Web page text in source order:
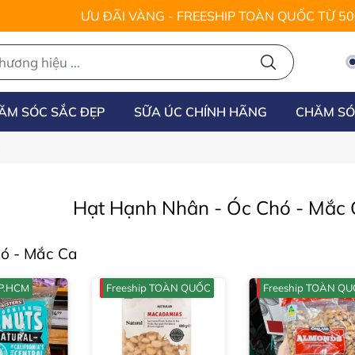
ƯU ĐÃI VÀNG - FREESHIP TOÀN QUỐC TỪ
SÓC SẮC ĐẸP SỮA ÚC CHÍNH HÃNG CHĂM
Hạt Hạnh Nhân - Óc Chó - Mắc
- Mắc Ca
Freeship TOÀN QUỐC Freeship TOÀN